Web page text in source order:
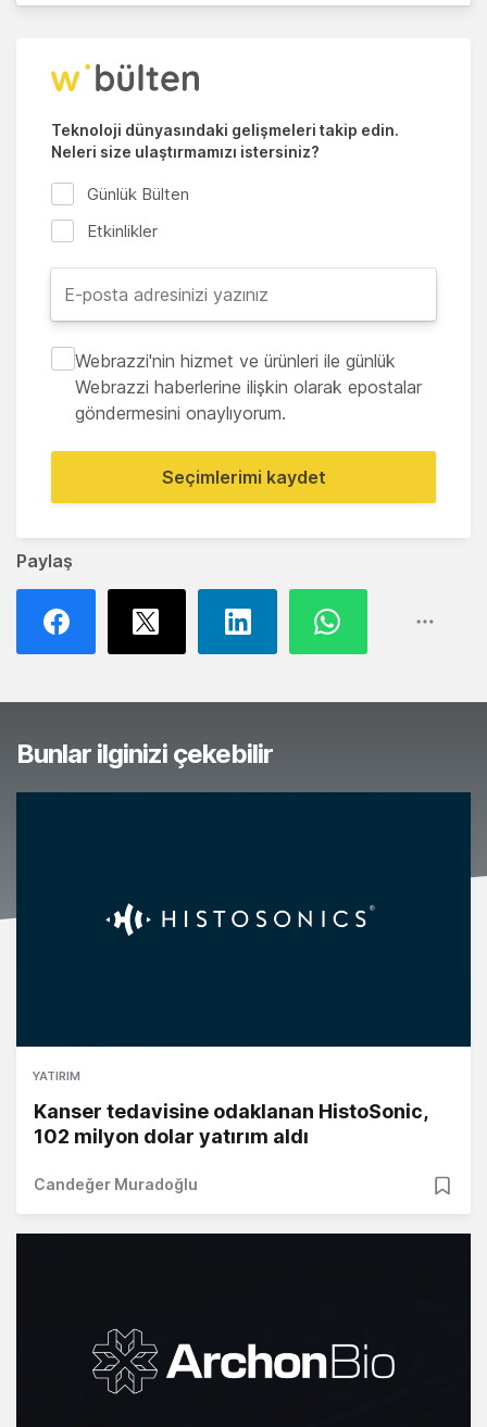
Paylaş
Teknoloji dünyasındaki gelişmeleri takip edin.
Neleri size ulaştırmamızı istersiniz?
Günlük Bülten
Etkinlikler
Webrazzi'nin hizmet ve ürünleri ile günlük
Webrazzi haberlerine ilişkin olarak epostalar
göndermesini onaylıyorum.
Seçimlerimi kaydet
Bunlar ilginizi çekebilir
YATIRIM
Kanser tedavisine odaklanan HistoSonic,
102 milyon dolar yatırım aldı
Candeğer Muradoğlu